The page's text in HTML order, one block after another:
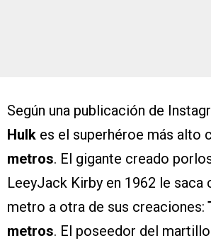
Según una publicación de
Hulk es el superhéroe más alto
metros. El gigante creado
LeeyJack Kirby en 1962 le saca
metro a otra de sus creaciones:
metros. El poseedor del